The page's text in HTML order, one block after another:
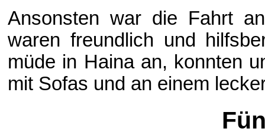
Ansonsten war die Fahrt
waren freundlich und
müde in Haina an, konnten
mit Sofas und an einem